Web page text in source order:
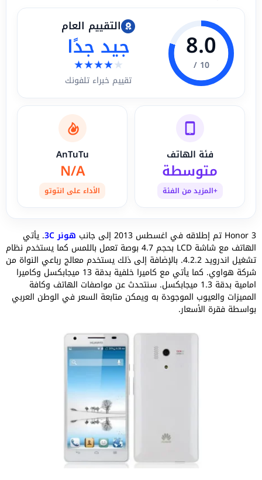
8.0
10 /
التقييم العام
جيد جدًا
★★★★★
تقييم خبراء تلفونك
فئة الهاتف
متوسطة
+المزيد من الفئة
AnTuTu
N/A
الأداء على انتوتو
Honor 3 تم إطلاقه في اغسطس 2013 إلى جانب هونر 3C . يأتي
الهاتف مع شاشة LCD بحجم 4.7 بوصة تعمل باللمس كما يستخدم نظام
تشغيل اندرويد 4.2.2. بالإضافة إلى ذلك يستخدم معالج رباعي النواة من
شركة هواوي. كما يأتي مع كاميرا خلفية بدقة 13 ميجابكسل وكاميرا
امامية بدقة 1.3 ميجابكسل. سنتحدث عن مواصفات الهاتف وكافة
المميزات والعيوب الموجودة به ويمكن متابعة السعر في الوطن العربي
بواسطة فقرة الأسعار.